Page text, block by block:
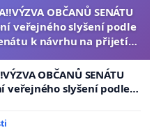
OBČANŮ SENÁTU
veřejného slyšení podle
k návrhu na přijetí
OBČANŮ SENÁTU
veřejného slyšení podle §
k návrhu na přijetí